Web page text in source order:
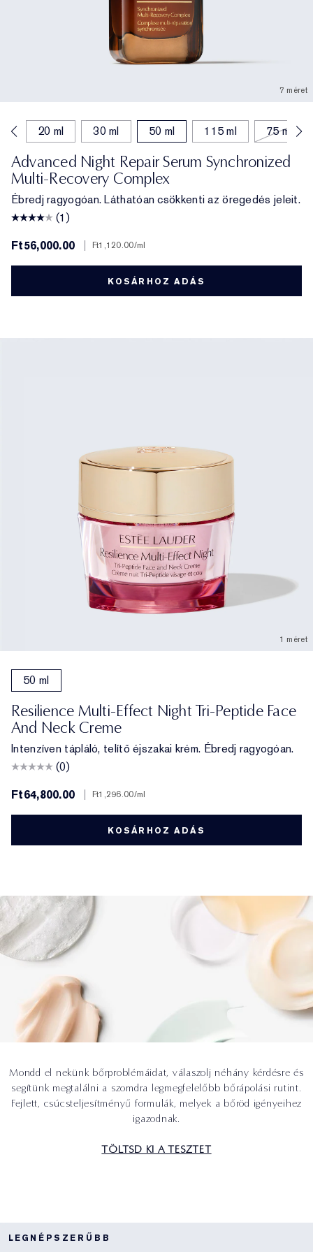
7 méret
20 ml 30 ml 50 ml 115 ml 75 ml
Advanced Night Repair Serum Synchronized
Multi-Recovery Complex
Ébredj ragyogóan. Láthatóan csökkenti az öregedés jeleit.
(1)
Ft56,000.00
Ft1,120.00/ml
KOSÁRHOZ ADÁS
1 méret
50 ml
Resilience Multi-Effect Night Tri-Peptide Face
And Neck Creme
Intenzíven tápláló, telítő éjszakai krém. Ébredj ragyogóan.
(0)
Ft64,800.00
Ft1,296.00/ml
KOSÁRHOZ ADÁS
Mondd el nekünk bőrproblémáidat, válaszolj néhány kérdésre és
segítünk megtalálni a szomdra legmegfelelőbb bőrápolási rutint.
Fejlett, csúcsteljesítményű formulák, melyek a bőröd igényeihez
igazodnak.
TÖLTSD KI A TESZTET
LEGNÉPSZERŰBB